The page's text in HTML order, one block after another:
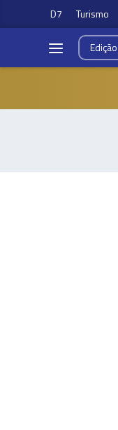
D7 Turismo
Edição